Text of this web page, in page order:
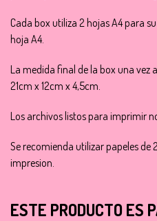
Cada box utiliza 2 hojas A4 para
hoja A4.
La medida final de la box una
21cm x 12cm x 4,5cm.
Los archivos listos para imprimir
Se recomienda utilizar papeles de
impresion.
ESTE PRODUCTO ES